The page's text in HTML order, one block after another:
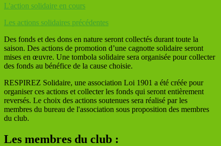
L'action solidaire en cours
Les actions solidaires précédentes
Des fonds et des dons en nature seront collectés durant toute la
saison. Des actions de promotion d’une cagnotte solidaire seront
mises en œuvre. Une tombola solidaire sera organisée pour collecter
des fonds au bénéfice de la cause choisie.
RESPIREZ Solidaire, une association Loi 1901 a été créée pour
organiser ces actions et collecter les fonds qui seront entièrement
reversés. Le choix des actions soutenues sera réalisé par les
membres du bureau de l'association sous proposition des membres
du club.
Les membres du club :